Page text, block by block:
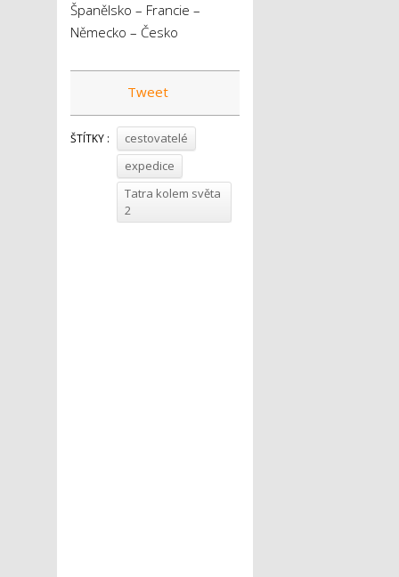
Španělsko – Francie –
Německo – Česko
Tweet
ŠTÍTKY :
cestovatelé
expedice
Tatra kolem světa
2